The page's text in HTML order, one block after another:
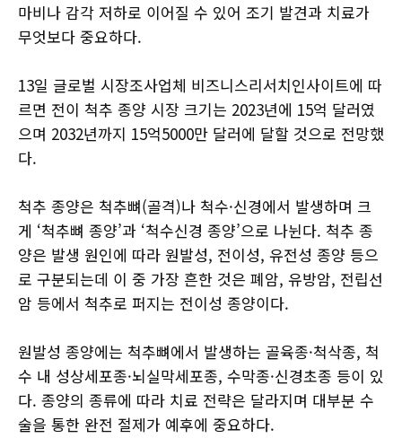
마비나 감각 저하로 이어질 수 있어 조기 발견과 치료가
무엇보다 중요하다.
13일 글로벌 시장조사업체 비즈니스리서치인사이트에 따
르면 전이 척추 종양 시장 크기는 2023년에 15억 달러였
으며 2032년까지 15억5000만 달러에 달할 것으로 전망했
다.
척추 종양은 척추뼈(골격)나 척수·신경에서 발생하며 크
게 ‘척추뼈 종양’과 ‘척수신경 종양’으로 나뉜다. 척추 종
양은 발생 원인에 따라 원발성, 전이성, 유전성 종양 등으
로 구분되는데 이 중 가장 흔한 것은 폐암, 유방암, 전립선
암 등에서 척추로 퍼지는 전이성 종양이다.
원발성 종양에는 척추뼈에서 발생하는 골육종·척삭종, 척
수 내 성상세포종·뇌실막세포종, 수막종·신경초종 등이 있
다. 종양의 종류에 따라 치료 전략은 달라지며 대부분 수
술을 통한 완전 절제가 예후에 중요하다.